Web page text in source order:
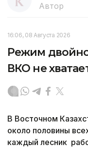
Автор
16:06, 08 Августа 2026
Режим
ВКО не
В Восточном
около половины
каждый лесник